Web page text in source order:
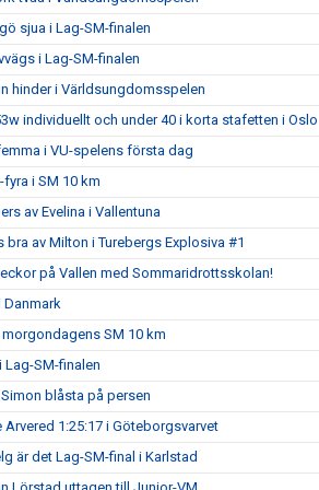
sjua i Lag-SM-finalen
i Lag-SM-finalen
hinder i Världsungdomsspelen
individuellt och under 40 i korta stafetten i Oslo
i VU-spelens första dag
i SM 10 km
av Evelina i Vallentuna
bra av Milton i Turebergs Explosiva #1
på Vallen med Sommaridrottsskolan!
Danmark
morgondagens SM 10 km
Lag-SM-finalen
blåsta på persen
Arvered 1:25:17 i Göteborgsvarvet
är det Lag-SM-final i Karlstad